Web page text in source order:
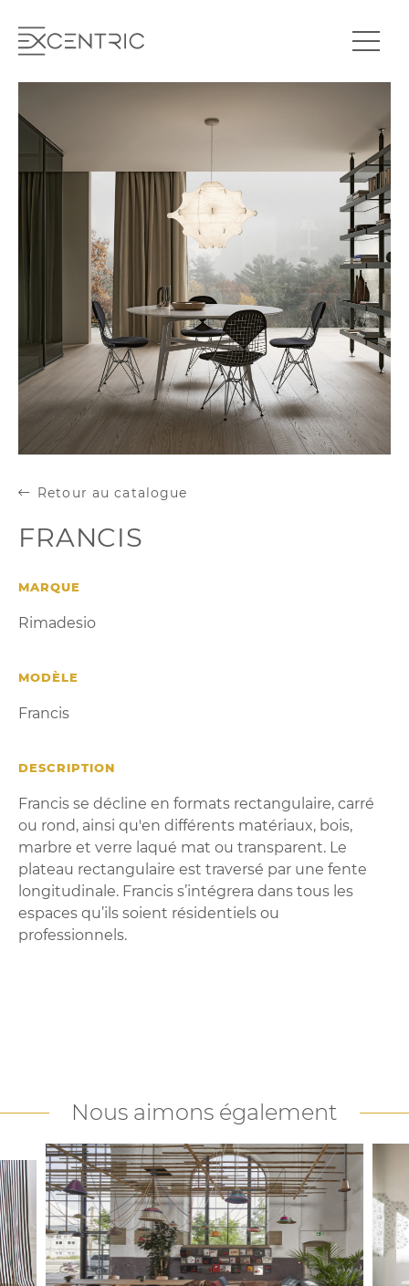
Retour au catalogue
FRANCIS
MARQUE
Rimadesio
MODÈLE
Francis
DESCRIPTION
Francis se décline en formats rectangulaire, carré
ou rond, ainsi qu'en différents matériaux, bois,
marbre et verre laqué mat ou transparent. Le
plateau rectangulaire est traversé par une fente
longitudinale. Francis s’intégrera dans tous les
espaces qu’ils soient résidentiels ou
professionnels.
Nous aimons également